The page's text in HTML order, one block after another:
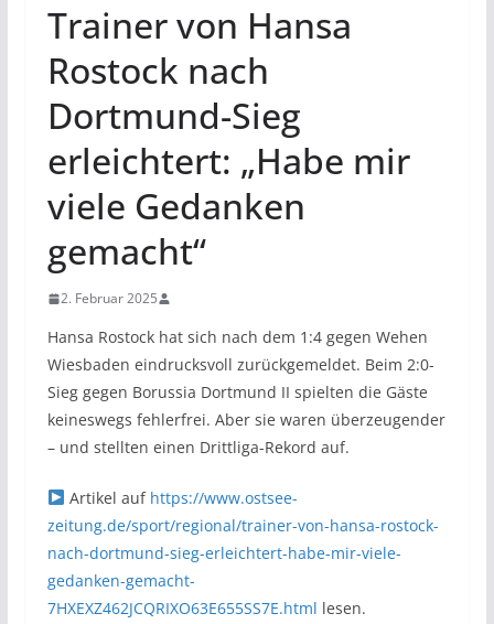
Trainer von Hansa
Rostock nach
Dortmund-Sieg
erleichtert: „Habe mir
viele Gedanken
gemacht“
2. Februar 2025
Hansa Rostock hat sich nach dem 1:4 gegen Wehen
Wiesbaden eindrucksvoll zurückgemeldet. Beim 2:0-
Sieg gegen Borussia Dortmund II spielten die Gäste
keineswegs fehlerfrei. Aber sie waren überzeugender
– und stellten einen Drittliga-Rekord auf.
Artikel auf https://www.ostsee-
zeitung.de/sport/regional/trainer-von-hansa-rostock-
nach-dortmund-sieg-erleichtert-habe-mir-viele-
gedanken-gemacht-
7HXEXZ462JCQRIXO63E655SS7E.html lesen.